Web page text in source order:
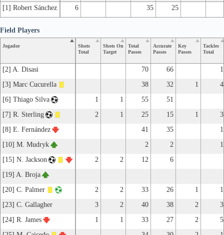
[1] Robert Sánchez 6 35 25
Jogador
Shots
Total
Shots On
Target
Total
Passes
Accurate
Passes
Key
Passes
Tackles
Total
[2] A. Disasi 70 66
1
[3] Marc Cucurella
38 32 1
4
[6] Thiago Silva
1 1 55
51
[7] R. Sterling
2 1 25 15 1
3
[8] E. Fernández
41 35
1
[10] M. Mudryk
2 2
1
[15] N. Jackson
2 2 12
6
[19] A. Broja
[20] C. Palmer
2 2 33 26 1
1
[23] C. Gallagher
3 2 40 38 2
3
[24] R. James
1 1 33 27 2
5
Field Players